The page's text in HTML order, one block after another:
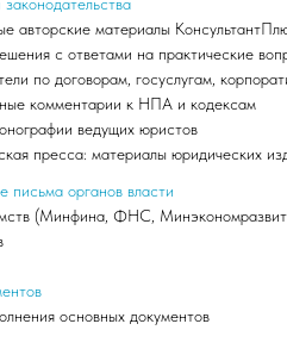
авторские материалы
с ответами на практические
по договорам, госуслугам,
комментарии к НПА и кодексам
ведущих юристов
пресса: материалы юридических
письма органов власти
(Минфина, ФНС,
основных документов